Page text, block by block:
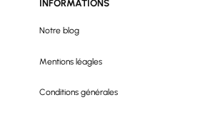
INFORMATIONS
Notre blog
Mentions léagles
Conditions générales